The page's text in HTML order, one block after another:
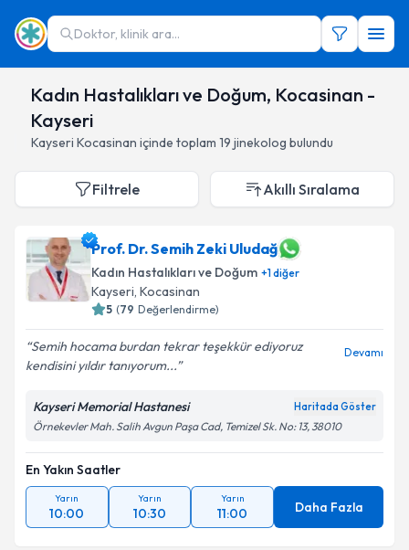
Doktor, klinik ara...
Kadın Hastalıkları ve Doğum, Kocasinan -
Kayseri
Kayseri Kocasinan içinde toplam 19 jinekolog bulundu
Filtrele Akıllı Sıralama
Prof. Dr. Semih Zeki Uludağ
Kadın Hastalıkları ve Doğum +1diğer
Kayseri, Kocasinan
5 (79 Değerlendirme)
Semih hocama burdan tekrar teşekkür ediyoruz
kendisini yıldır tanıyorum...
Devamı
Kayseri Memorial Hastanesi Haritada Göster
Örnekevler Mah. Salih Avgun Paşa Cad, Temizel Sk. No: 13, 38010
En Yakın Saatler
Yarın
10:00
Yarın
10:30
Yarın
11:00 Daha Fazla